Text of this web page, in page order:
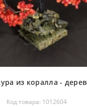
из коралла -
Код товара: 1012604